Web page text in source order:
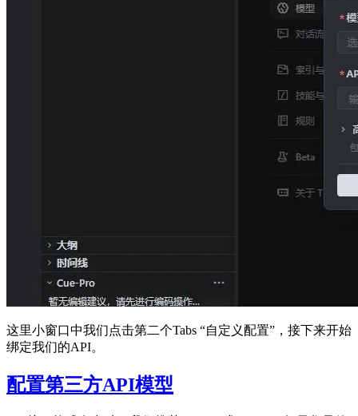
这里小窗口中我们点击第二个Tabs “自定义配置”，接下来开始
绑定我们的API。
配置第三方API模型